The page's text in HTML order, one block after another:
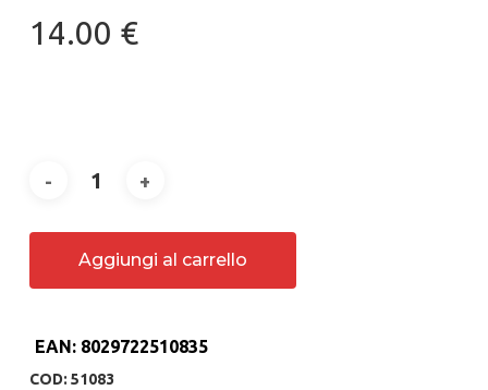
14.00 €
Aggiungi al carrello
EAN: 8029722510835
COD: 51083